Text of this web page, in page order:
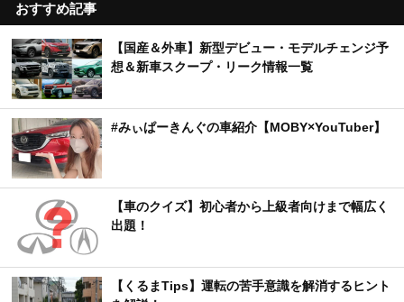
おすすめ記事
【国産＆外車】新型デビュー・モデルチェンジ予
想＆新車スクープ・リーク情報一覧
#みぃぱーきんぐの車紹介【MOBY×YouTuber】
【車のクイズ】初心者から上級者向けまで幅広く
出題！
【くるまTips】運転の苦手意識を解消するヒント